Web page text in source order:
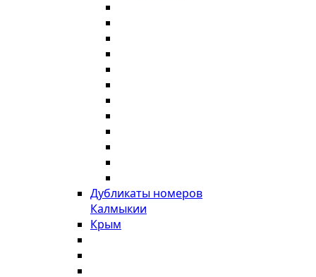
Дубликаты номеров
Калмыкии
Крым